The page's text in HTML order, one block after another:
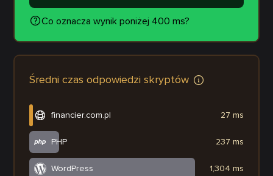
Co oznacza wynik poniżej 400 ms?
Średni czas odpowiedzi skryptów
financier.com.pl
PHP
WordPress
27 ms
237 ms
1,304 ms